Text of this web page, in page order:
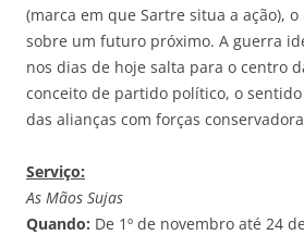
(marca em que Sartre situa a ação),
sobre um futuro próximo. A guerra
nos dias de hoje salta para o centro
conceito de partido político, o
das alianças com forças
Serviço:
As Mãos Sujas
Quando: De 1º de novembro até 24